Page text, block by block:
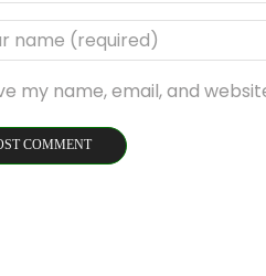
my name, email, and